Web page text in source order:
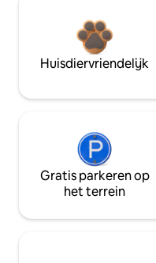
Huisdiervriendelijk
Gratis parkeren op
het terrein